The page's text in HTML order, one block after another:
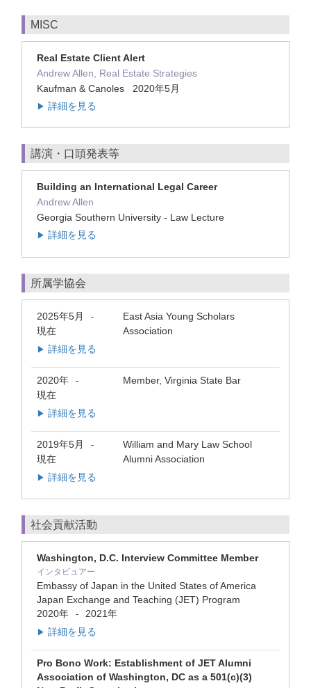
MISC
Real Estate Client Alert
Andrew Allen, Real Estate Strategies
Kaufman & Canoles 2020年5月
▶ 詳細を見る
講演・口頭発表等
Building an International Legal Career
Andrew Allen
Georgia Southern University - Law Lecture
▶ 詳細を見る
所属学協会
2025年5月 -
現在
East Asia Young Scholars
Association
▶ 詳細を見る
2020年 -
現在
Member, Virginia State Bar
▶ 詳細を見る
2019年5月 -
現在
William and Mary Law School
Alumni Association
▶ 詳細を見る
社会貢献活動
Washington, D.C. Interview Committee Member
インタビュアー
Embassy of Japan in the United States of America
Japan Exchange and Teaching (JET) Program
2020年
- 2021年
▶ 詳細を見る
Pro Bono Work: Establishment of JET Alumni
Association of Washington, DC as a 501(c)(3)